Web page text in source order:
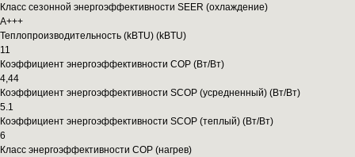
Класс сезонной энергоэффективности SEER (охлаждение)
A+++
Теплопроизводительность (kBTU) (kBTU)
11
Коэффициент энергоэффективности COP (Вт/Вт)
4,44
Коэффициент энергоэффективности SCOP (усредненный) (Вт/Вт)
5.1
Коэффициент энергоэффективности SCOP (теплый) (Вт/Вт)
6
Класс энергоэффективности COP (нагрев)